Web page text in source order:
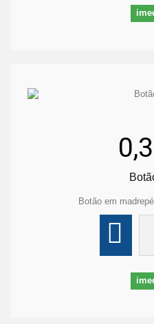
Botão em